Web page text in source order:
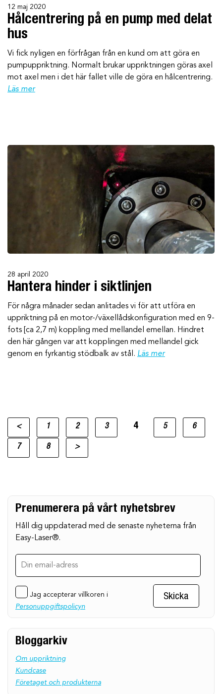
12 maj 2020
Hålcentrering på en pump med delat
hus
Vi fick nyligen en förfrågan från en kund om att göra en
pumpuppriktning. Normalt brukar uppriktningen göras axel
mot axel men i det här fallet ville de göra en hålcentrering.
Läs mer
28 april 2020
Hantera hinder i siktlinjen
För några månader sedan anlitades vi för att utföra en
uppriktning på en motor-/växellådskonfiguration med en 9-
fots [ca 2,7 m) koppling med mellandel emellan. Hindret
den här gången var att kopplingen med mellandel gick
genom en fyrkantig stödbalk av stål. Läs mer
< 1 2 3 4 5 6
7 8 >
Prenumerera på vårt nyhetsbrev
Håll dig uppdaterad med de senaste nyheterna från
Easy-Laser®.
Jag accepterar villkoren i
Personuppgiftspolicyn
Skicka
Bloggarkiv
Om uppriktning
Kundcase
Företaget och produkterna